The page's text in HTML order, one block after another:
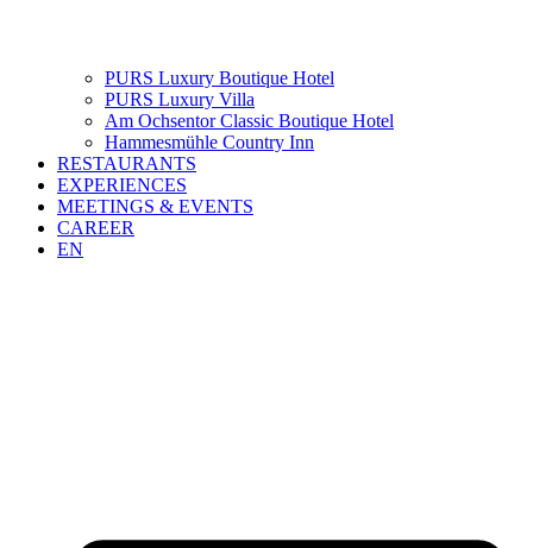
PURS Luxury Boutique Hotel
PURS Luxury Villa
Am Ochsentor Classic Boutique Hotel
Hammesmühle Country Inn
RESTAURANTS
EXPERIENCES
MEETINGS & EVENTS
CAREER
EN